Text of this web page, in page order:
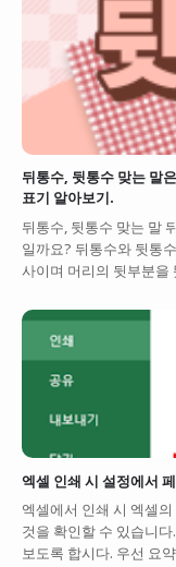
뒤통수, 뒷통수 맞는 말
표기 알아보기.
뒤통수, 뒷통수 맞는 말
일까요? 뒤통수와 뒷통
사이며 머리의 뒷부분을
엑셀 인쇄 시 설정에서
엑셀에서 인쇄 시 엑셀
것을 확인할 수 있습니
보도록 합시다. 우선 요